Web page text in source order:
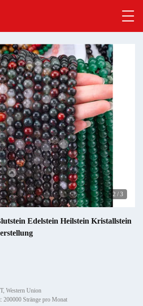
2 / 3
Edelstein Heilstein Kristallstein
Western Union
200000 Stränge pro Monat